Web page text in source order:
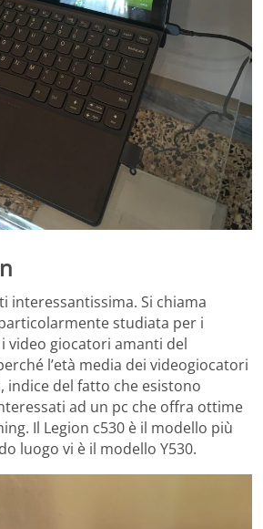
interessantissima. Si chiama
studiata per i
video giocatori amanti del
l’età media dei videogiocatori
indice del fatto che esistono
ad un pc che offra ottime
Il Legion c530 è il modello più
luogo vi è il modello Y530.